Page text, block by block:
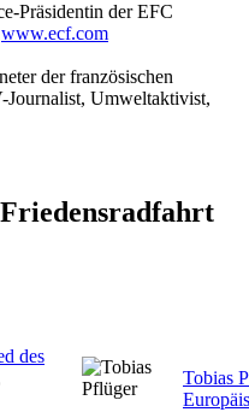
Präsidentin der EFC
www.ecf.com
der französischen
Umweltaktivist,
des
Tobias